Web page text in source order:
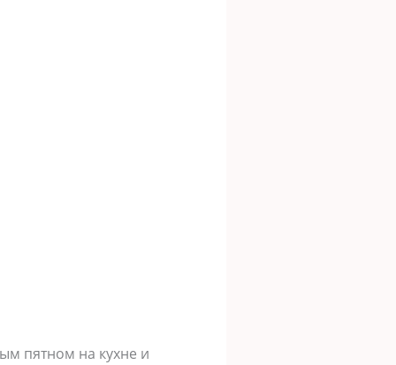
пятном на кухне и